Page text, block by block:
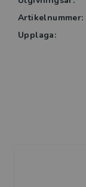
Artikelnummer:
Upplaga: